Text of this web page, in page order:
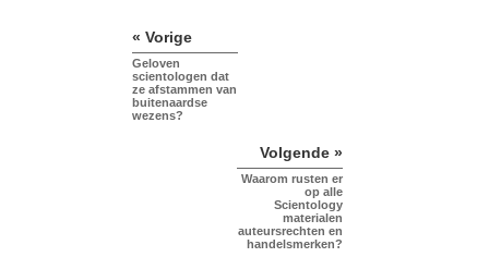
« Vorige
Geloven
scientologen dat
ze afstammen van
buitenaardse
wezens?
Volgende »
Waarom rusten er
op alle
Scientology
materialen
auteursrechten en
handelsmerken?